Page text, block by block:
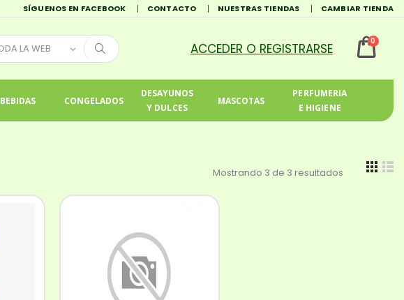
SÍGUENOS EN FACEBOOK CONTACTO NUESTRAS TIENDAS CAMBIAR TIENDA
0
BEBIDAS CONGELADOS
DESAYUNOS
Y DULCES
MASCOTAS
PERFUMERIA
E HIGIENE
Mostrando 3 de 3 resultados